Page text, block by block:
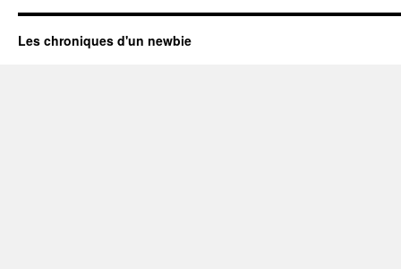
Les chroniques d'un newbie